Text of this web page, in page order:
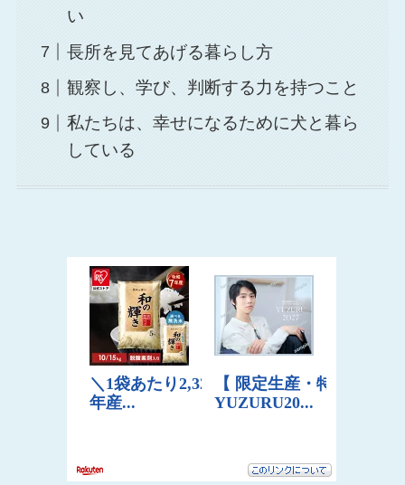
い
長所を見てあげる暮らし方
観察し、学び、判断する力を持つこと
私たちは、幸せになるために犬と暮ら
している